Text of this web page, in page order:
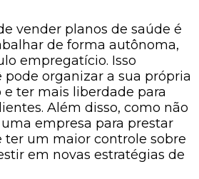
vender planos de saúde é
de forma autônoma,
empregatício. Isso
organizar a sua própria
ter mais liberdade para
Além disso, como não
empresa para prestar
ter um maior controle sobre
em novas estratégias de